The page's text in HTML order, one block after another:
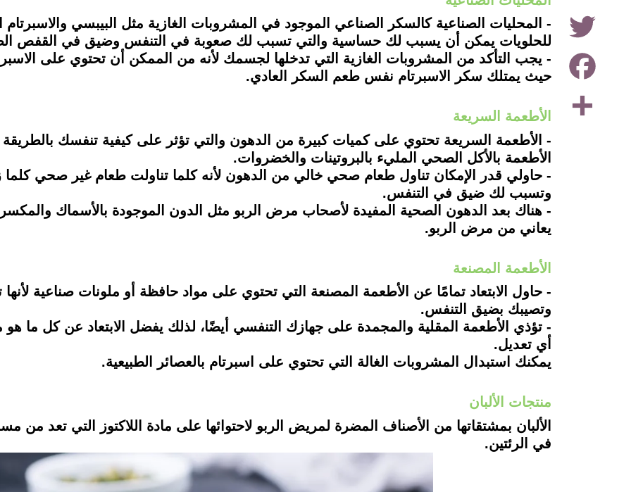
Share
Facebook
Twitter
- المحليات الصناعية كالسكر الصناعي الموجود في المشروبات الغازية مثل البيبسي
للحلويات يمكن أن يسبب لك حساسية والتي تسبب لك صعوبة في التنفس وضيق في القفص
- يجب التأكد من المشروبات الغازية التي تدخلها لجسمك لأنه من الممكن أن تحتوي على
حيث يمتلك سكر الاسبرتام نفس طعم السكر العادي.
الأطعمة السريعة
- الأطعمة السريعة تحتوي على كميات كبيرة من الدهون والتي تؤثر على كيفية تنفسك
الأطعمة بالأكل الصحي المليء بالبروتينات والخضروات.
- حاولي قدر الإمكان تناول طعام صحي خالي من الدهون لأنه كلما تناولت طعام غير صحي كلما
وتسبب لك ضيق في التنفس.
- هناك بعد الدهون الصحية المفيدة لأصحاب مرض الربو مثل الدون الموجودة بالأسماك
يعاني من مرض الربو.
الأطعمة المصنعة
- حاول الابتعاد تمامًا عن الأطعمة المصنعة التي تحتوي على مواد حافظة أو ملونات صناعية
وتصيبك بضيق التنفس.
- تؤذي الأطعمة المقلية والمجمدة على جهازك التنفسي أيضًا، لذلك يفضل الابتعاد عن كل ما
أي تعديل.
يمكنك استبدال المشروبات الغالة التي تحتوي على اسبرتام بالعصائر الطبيعية.
منتجات الألبان
الألبان بمشتقاتها من الأصناف المضرة لمريض الربو لاحتوائها على مادة اللاكتوز التي تعد من
في الرئتين.